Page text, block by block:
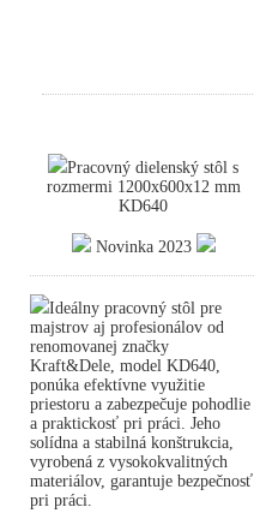
Pracovný dielenský stôl s
rozmermi 1200x600x12 mm
KD640
Novinka 2023
Ideálny pracovný stôl pre
majstrov aj profesionálov od
renomovanej značky
Kraft&Dele, model KD640,
ponúka efektívne využitie
priestoru a zabezpečuje pohodlie
a praktickosť pri práci. Jeho
solídna a stabilná konštrukcia,
vyrobená z vysokokvalitných
materiálov, garantuje bezpečnosť
pri práci.